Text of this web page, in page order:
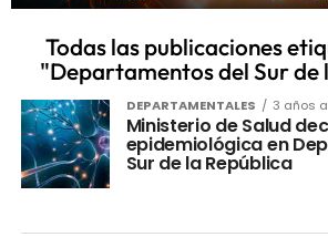
Todas las publicaciones
"Departamentos del Sur de
DEPARTAMENTALES 3 años
Ministerio de Salud
epidemiológica en
Sur de la República